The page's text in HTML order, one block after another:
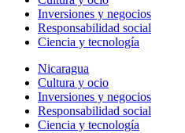
Inversiones y negocios
Responsabilidad social
Ciencia y tecnología
Nicaragua
Cultura y ocio
Inversiones y negocios
Responsabilidad social
Ciencia y tecnología